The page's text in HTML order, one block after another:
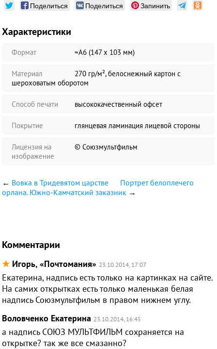
Поделиться Поделиться Запинить
Характеристики
Формат ≈А6 (147 х 103 мм)
Материал
270 гр/м², белоснежный картон с
шероховатым оборотом
Способ печати высококачественный офсет
Покрытие глянцевая ламинация лицевой стороны
Лицензия на
изображение
© Союзмультфильм
← Вовка в Тридевятом царстве
Портрет белоплечего
орлана. Южно-Камчатский заказник →
Комментарии
★ Игорь, «Почтомания» 23.10.2014, 17:07
Екатерина, надпись есть только на картинках на сайте.
На самих открытках есть только маленькая белая
надпись Союзмультфильм в правом нижнем углу.
Воловченко Екатерина 23.10.2014, 16:45
а надпись СОЮЗ МУЛЬТФИЛЬМ сохраняется на
открытке? так же все смазанно?